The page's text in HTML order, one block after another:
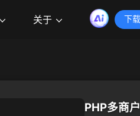
关于 下载
PHP多商